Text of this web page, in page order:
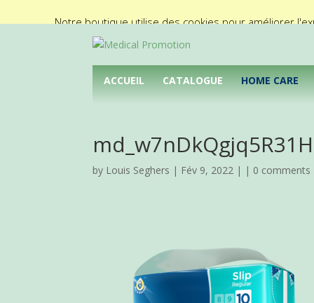
ACCUEIL CATALOGUE HOME CARE
by Louis Seghers | Fév 9, 2022 | | 0 comments
Notre boutique utilise des cookies pour améliorer